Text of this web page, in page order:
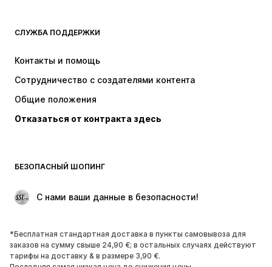
НОВИНКИ
Куртки
Свитеры и вязаные изделия
Белье
Пальто
Юбки
Поводы
ЭКСКЛЮЗИВ
ОБУВЬ
НОВИНКИ Модные тенденции
СЛУЖБА ПОДДЕРЖКИ
Контакты и помощь
Сотрудничество с создателями контента
Общие положения
Отказаться от контракта здесь
БЕЗОПАСНЫЙ ШОПИНГ
С нами ваши данные в безопасности!
*Бесплатная стандартная доставка в пункты самовывоза для
заказов на сумму свыше 24,90 €; в остальных случаях действуют
тарифы на доставку & в размере 3,90 €.